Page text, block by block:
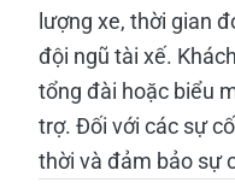
lượng xe, thời gian
đội ngũ tài xế.
tổng đài hoặc biểu
trợ. Đối với các sự
thời và đảm bảo sự